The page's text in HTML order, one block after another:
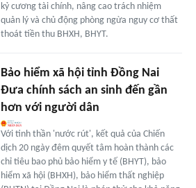
kỷ cương tài chính, nâng cao trách nhiệm
quản lý và chủ động phòng ngừa nguy cơ thất
thoát tiền thu BHXH, BHYT.
Bảo hiểm xã hội tỉnh Đồng Nai
Đưa chính sách an sinh đến gần
hơn với người dân
Với tinh thần 'nước rút', kết quả của Chiến
dịch 20 ngày đêm quyết tâm hoàn thành các
chỉ tiêu bao phủ bảo hiểm y tế (BHYT), bảo
hiểm xã hội (BHXH), bảo hiểm thất nghiệp